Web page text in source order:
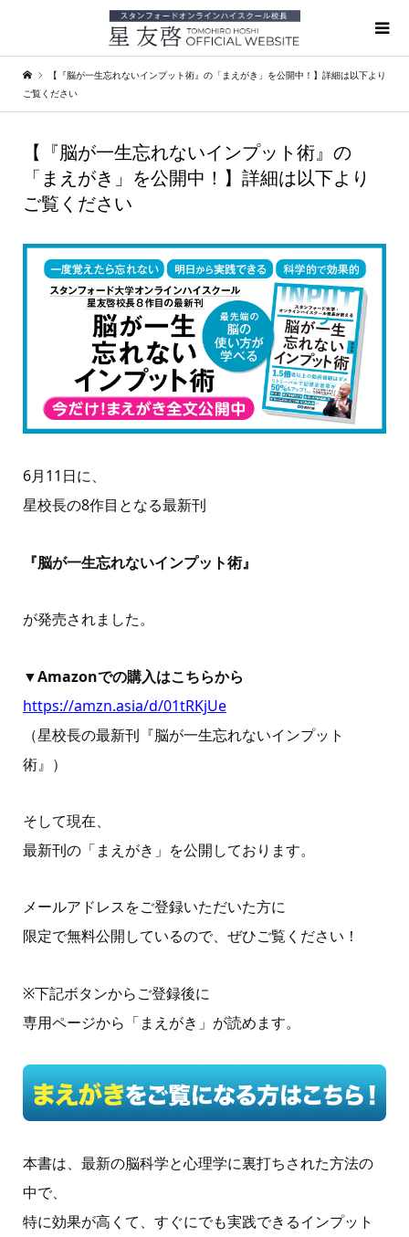
【『脳が一生忘れないインプット術』の「まえがき」を公開中！】詳細は以下より
ご覧ください
【『脳が一生忘れないインプット術』の
「まえがき」を公開中！】詳細は以下より
ご覧ください
6月11日に、
星校長の8作目となる最新刊
『脳が一生忘れないインプット術』
が発売されました。
▼Amazonでの購入はこちらから
https://amzn.asia/d/01tRKjUe
（星校長の最新刊『脳が一生忘れないインプット
術』）
そして現在、
最新刊の「まえがき」を公開しております。
メールアドレスをご登録いただいた方に
限定で無料公開しているので、ぜひご覧ください！
※下記ボタンからご登録後に
専用ページから「まえがき」が読めます。
本書は、最新の脳科学と心理学に裏打ちされた方法の
中で、
特に効果が高くて、すぐにでも実践できるインプット